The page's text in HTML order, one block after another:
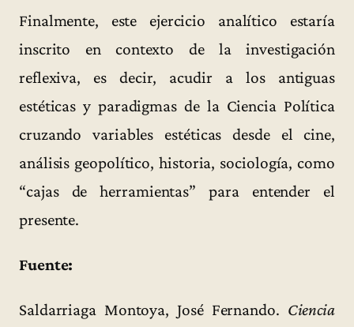
Finalmente, este ejercicio analítico estaría
inscrito en contexto de la investigación
reflexiva, es decir, acudir a los antiguas
estéticas y paradigmas de la Ciencia Política
cruzando variables estéticas desde el cine,
análisis geopolítico, historia, sociología, como
“cajas de herramientas” para entender el
presente.
Fuente:
Saldarriaga Montoya, José Fernando. Ciencia